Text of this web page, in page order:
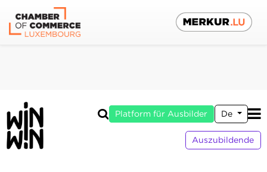
Platform für Ausbilder De
Auszubildende